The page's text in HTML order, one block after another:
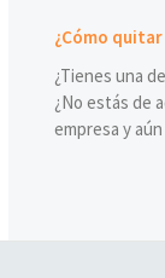
¿Cómo
¿Tienes una
¿No estás de
empresa y